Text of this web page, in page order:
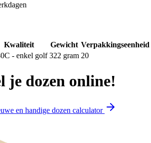
Kwaliteit Gewicht Verpakkingseenheid
- enkel golf 322 gram 20
je dozen online!
en handige dozen calculator